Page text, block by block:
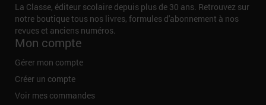
La Classe, éditeur scolaire depuis plus de 30 ans. Retrouvez sur
notre boutique tous nos livres, formules d'abonnement à nos
revues et anciens numéros.
Mon compte
Gérer mon compte
Créer un compte
Voir mes commandes